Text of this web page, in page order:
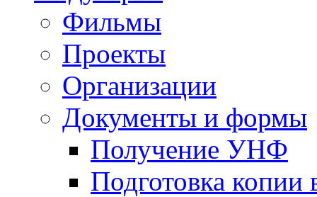
Фильмы
Проекты
Организации
Документы и формы
Получение УНФ
Подготовка копии